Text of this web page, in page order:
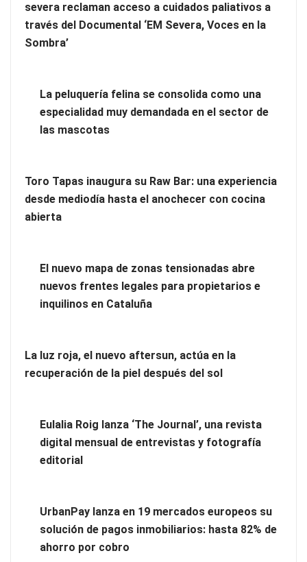
¿Tienes un apartamento turístico y quieres contratar limpieza
profesional?
Limpieza de oficinas: contrata una empresa especializada
severa reclaman acceso a cuidados paliativos a
través del Documental ‘EM Severa, Voces en la
Sombra’
La peluquería felina se consolida como una
especialidad muy demandada en el sector de
las mascotas
Toro Tapas inaugura su Raw Bar: una experiencia
desde mediodía hasta el anochecer con cocina
abierta
El nuevo mapa de zonas tensionadas abre
nuevos frentes legales para propietarios e
inquilinos en Cataluña
La luz roja, el nuevo aftersun, actúa en la
recuperación de la piel después del sol
Eulalia Roig lanza ‘The Journal’, una revista
digital mensual de entrevistas y fotografía
editorial
UrbanPay lanza en 19 mercados europeos su
solución de pagos inmobiliarios: hasta 82% de
ahorro por cobro